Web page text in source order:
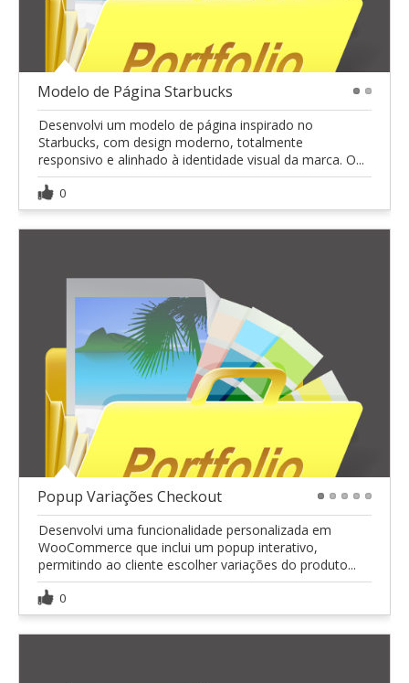
Modelo de Página Starbucks
Desenvolvi um modelo de página inspirado no
Starbucks, com design moderno, totalmente
responsivo e alinhado à identidade visual da marca. O...
0
Popup Variações Checkout
Desenvolvi uma funcionalidade personalizada em
WooCommerce que inclui um popup interativo,
permitindo ao cliente escolher variações do produto...
0